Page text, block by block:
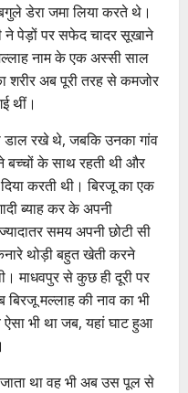
डेरा जमा लिया करते थे।
ने पेड़ों पर सफेद चादर सूखाने
नाम के एक अस्सी साल
शरीर अब पूरी तरह से कमजोर
थीं।
डाल रखे थे, जबकि उनका गांव
बच्चों के साथ रहती थी और
करती थी। बिरजू का एक
ब्याह कर के अपनी
समय अपनी छोटी सी
थोड़ी बहुत खेती करने
माधवपुर से कुछ ही दूरी पर
मल्लाह की नाव का भी
भी था जब, यहां घाट हुआ
था वह भी अब उस पूल से